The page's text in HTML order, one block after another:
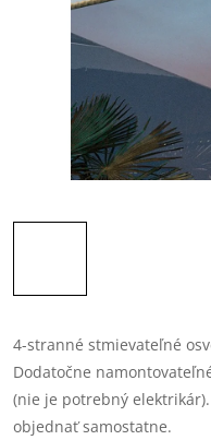
4-stranné stmievateľné
Dodatočne
(nie je potrebný
objednať samostatne.